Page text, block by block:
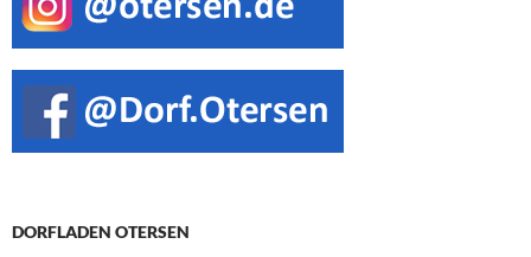
DORFLADEN OTERSEN